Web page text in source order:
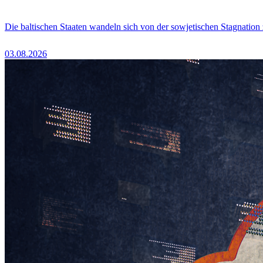
Die baltischen Staaten wandeln sich von der sowjetischen
03.08.2026